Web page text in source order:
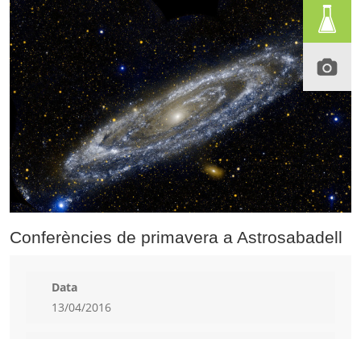
Conferències de primavera a Astrosabadell
Data
13/04/2016